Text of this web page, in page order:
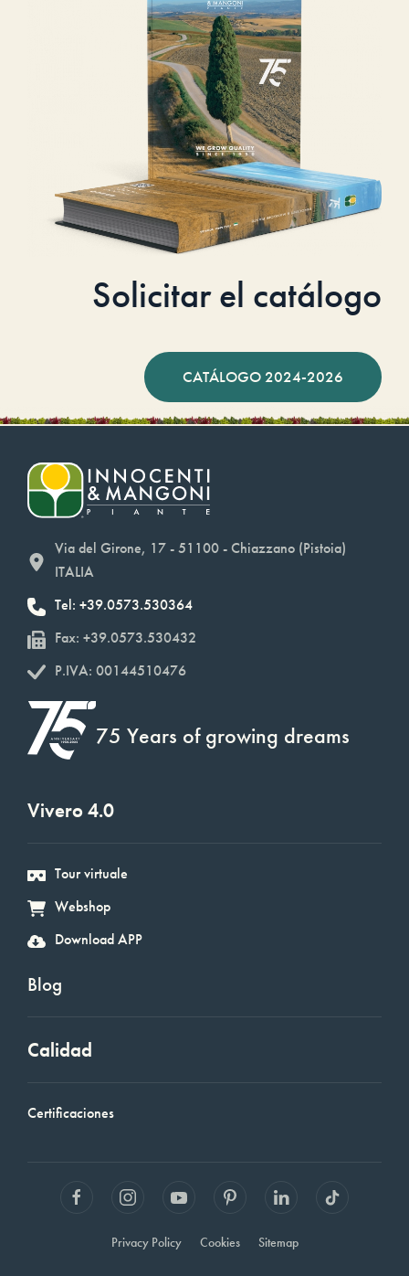
Solicitar el catálogo
CATÁLOGO 2024-2026
Via del Girone, 17 - 51100 - Chiazzano (Pistoia)
ITALIA
Tel: +39.0573.530364
Fax: +39.0573.530432
P.IVA: 00144510476
75 Years of growing dreams
Vivero 4.0
Tour virtuale
Webshop
Download APP
Blog
Calidad
Certificaciones
Privacy Policy Cookies Sitemap